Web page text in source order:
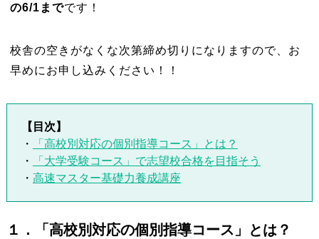
の6/1 までです！
校舎の空きがなくな次第締め切りになりますので、 お
早めにお申し込みください！！
【目次】
・
「高校別対応の個別指導コース」とは？
・
「大学受験コース」で志望校合格を目指そう
・ 高速マスター基礎力養成講座
１ ．「高校別対応の個別指導コース」とは？